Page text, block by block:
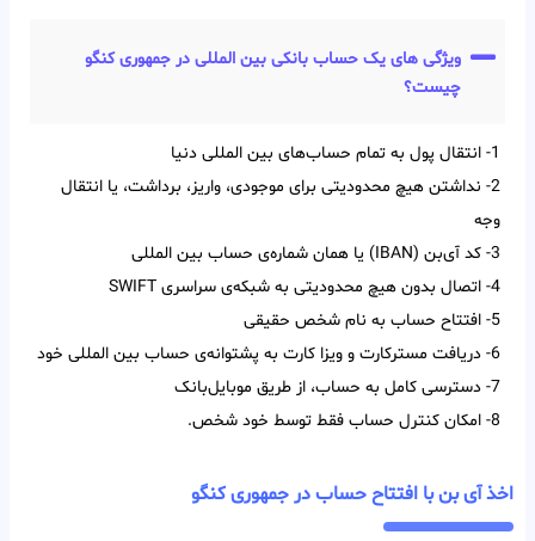
ویژگی های یک حساب بانکی بین المللی در جمهوری کنگو
چیست؟
1- انتقال پول به تمام حساب‌‌های بین‌‌ المللی دنیا
2- نداشتن هیچ محدودیتی برای موجودی، واریز، برداشت، یا انتقال
وجه
3- کد آی‌‌بن (IBAN) یا همان شماره‌ی حساب بین‌ المللی
4- اتصال بدون هیچ محدودیتی به شبکه‌ی سراسری SWIFT
5- افتتاح حساب به نام شخص حقیقی
6- دریافت مسترکارت و ویزا کارت به پشتوانه‌ی حساب بین المللی خود
7- دسترسی کامل به حساب، از طریق موبایل‌بانک
8- امکان کنترل حساب فقط توسط خود شخص.
اخذ آی بن با افتتاح حساب در جمهوری کنگو